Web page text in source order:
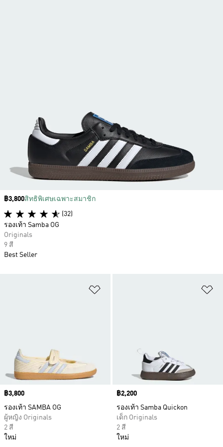
Price
฿3,800
รองเท้า SAMBA OG
ผู้หญิง Originals
2 สี
ใหม่
Price
฿2,200
รองเท้า Samba Quickon
เด็ก Originals
2 สี
ใหม่
Price
฿3,800สิทธิพิเศษเฉพาะสมาชิก
(32)
รองเท้า Samba OG
Originals
9 สี
Best Seller